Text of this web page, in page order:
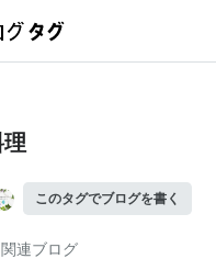
このタグでブログを書く
関連ブログ